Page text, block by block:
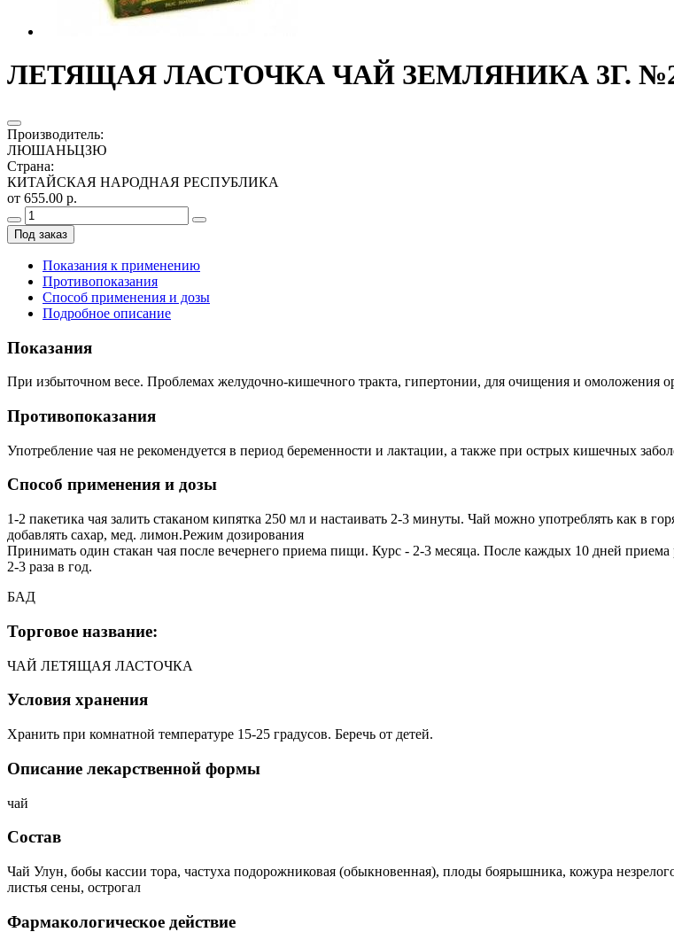
ЛЕТЯЩАЯ ЛАСТОЧКА ЧАЙ ЗЕМЛЯНИКА 3Г.
Производитель:
ЛЮШАНЬЦЗЮ
Страна:
КИТАЙСКАЯ НАРОДНАЯ РЕСПУБЛИКА
от 655.00 р.
Под заказ
Показания к применению
Противопоказания
Способ применения и дозы
Подробное описание
Показания
При избыточном весе. Проблемах желудочно-кишечного тракта, гипертонии, для очищения и омоложения
Противопоказания
Употребление чая не рекомендуется в период беременности и лактации, а также при острых кишечных
Способ применения и дозы
1-2 пакетика чая залить стаканом кипятка 250 мл и настаивать 2-3 минуты. Чай можно употреблять как в
добавлять сахар, мед. лимон.Режим дозирования
Принимать один стакан чая после вечернего приема пищи. Курс - 2-3 месяца. После каждых 10 дней
2-3 раза в год.
БАД
Торговое название:
ЧАЙ ЛЕТЯЩАЯ ЛАСТОЧКА
Условия хранения
Хранить при комнатной температуре 15-25 градусов. Беречь от детей.
Описание лекарственной формы
чай
Состав
Чай Улун, бобы кассии тора, частуха подорожниковая (обыкновенная), плоды боярышника, кожура
листья сены, острогал
Фармакологическое действие